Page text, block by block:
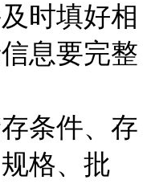
时填好相
息要完整
条件、存
格、批